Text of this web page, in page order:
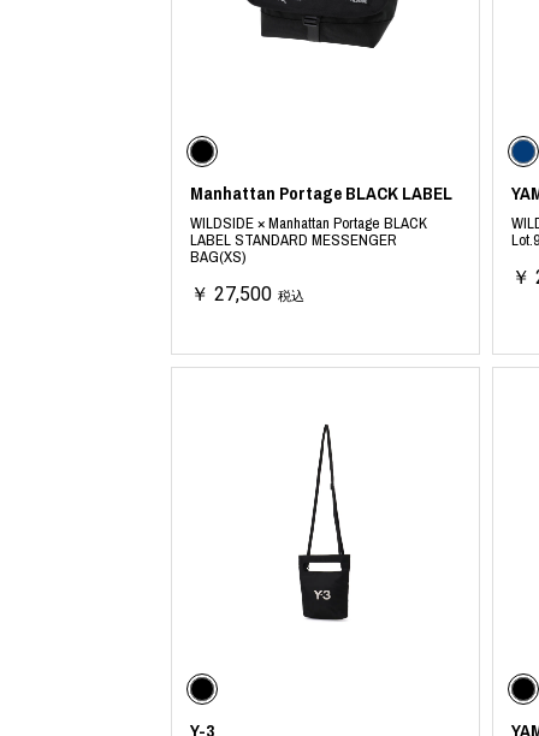
Manhattan Portage BLACK LABEL
WILDSIDE × Manhattan Portage BLACK
LABEL STANDARD MESSENGER
BAG(XS)
￥ 27,500 税込
￥
Y-3